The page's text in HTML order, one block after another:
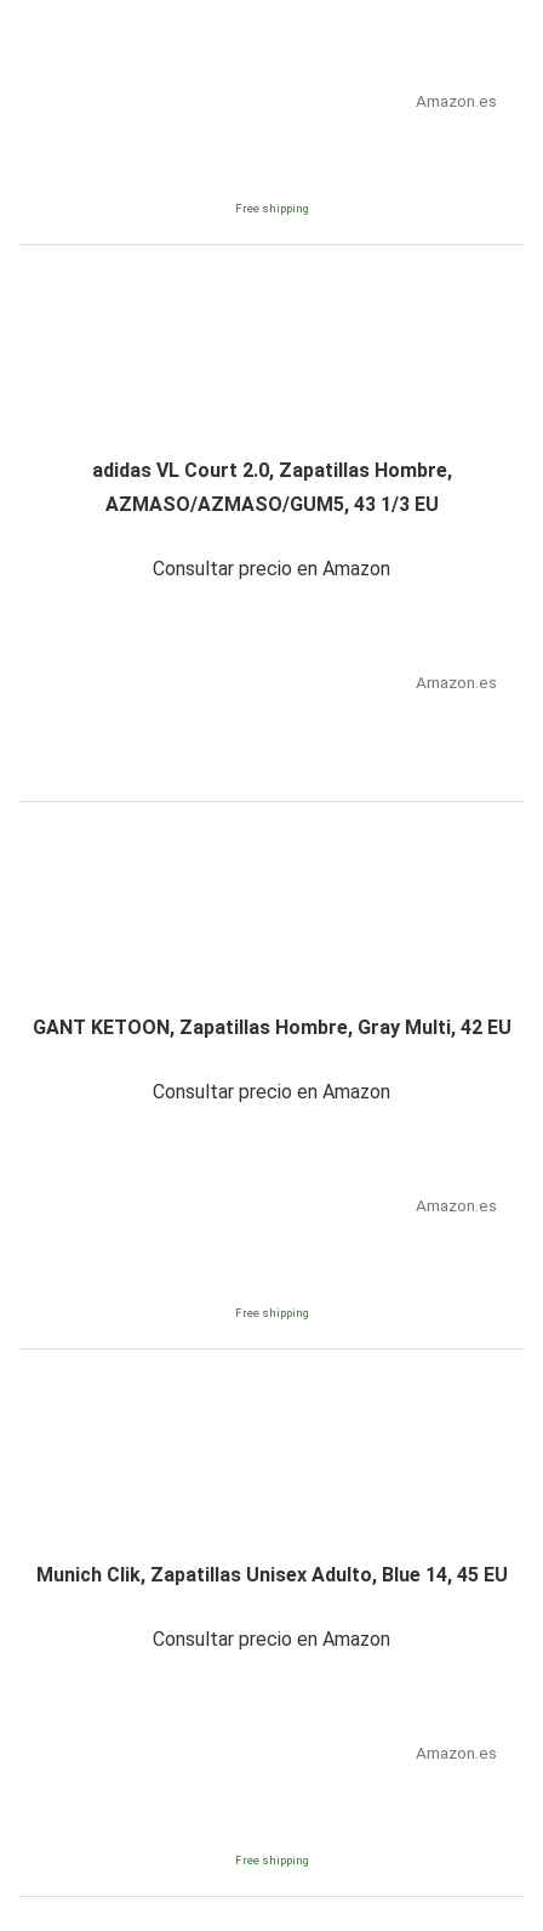
Amazon.es
Free shipping
adidas VL Court 2.0, Zapatillas Hombre,
AZMASO/AZMASO/GUM5, 43 1/3 EU
Consultar precio en Amazon
Amazon.es
GANT KETOON, Zapatillas Hombre, Gray Multi, 42 EU
Consultar precio en Amazon
Amazon.es
Free shipping
Munich Clik, Zapatillas Unisex Adulto, Blue 14, 45 EU
Consultar precio en Amazon
Amazon.es
Free shipping